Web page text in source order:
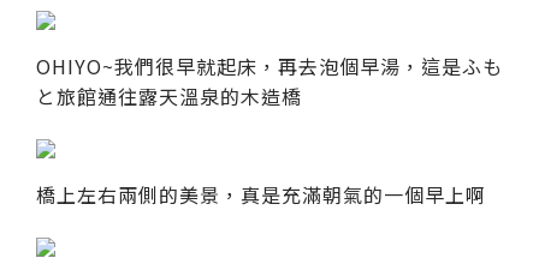
OHIYO~我們很早就起床，再去泡個早湯，這是ふも
と旅館通往露天溫泉的木造橋
橋上左右兩側的美景，真是充滿朝氣的一個早上啊